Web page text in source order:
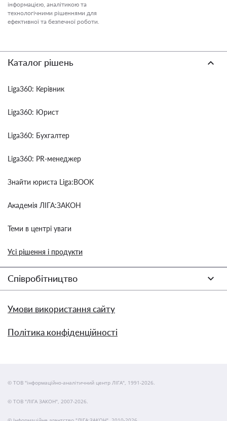
інформацією, аналітикою та
технологічними рішеннями для
ефективної та безпечної роботи.
Каталог рішень
Liga360: Керівник
Liga360: Юрист
Liga360: Бухгалтер
Liga360: PR-менеджер
Знайти юриста Liga:BOOK
Академія ЛІГА:ЗАКОН
Теми в центрі уваги
Усі рішення і продукти
Співробітництво
Умови використання сайту
Політика конфіденційності
© ТОВ "інформаційно-аналітичний центр ЛІГА", 1991-2026.
© ТОВ "ЛІГА ЗАКОН", 2007-2026.